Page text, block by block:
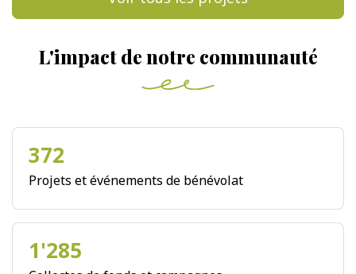
L'impact de notre communauté
372
Projets et événements de bénévolat
1'285